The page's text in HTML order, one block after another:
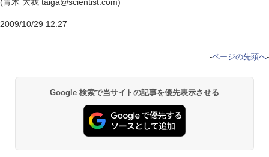
2009/10/29 12:27
-ページの先頭へ-
Google 検索で当サイトの記事を優先表示させる